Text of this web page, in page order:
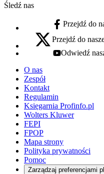
Śledź nas
facebook - otwiera
Przejdź do
x - otwiera się w nowej karcie
Przejdź do
youtube - otwiera
Odwiedź
O nas
Zespół
Kontakt
Regulamin
Księgarnia Profinfo.pl
Wolters Kluwer
FEPI
FPOP
Mapa strony
Polityka prywatności
Pomoc
Zarządzaj preferencjami